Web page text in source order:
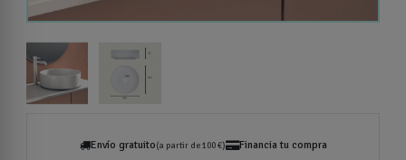
Envío gratuito(a partir de 100 €)
Financia tu compra